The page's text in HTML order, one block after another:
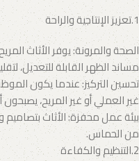
1.تعزيز الإنتاجية والراحة
الصحة والمرونة: يوفر الأثاث
مساند الظهر القابلة للتعديل،
تحسين التركيز: عندما يكون
غير العملي أو غير المريح، يصبحون
بيئة عمل محفزة: الأثاث بتصاميم
من الحماس.
2.التنظيم والكفاءة